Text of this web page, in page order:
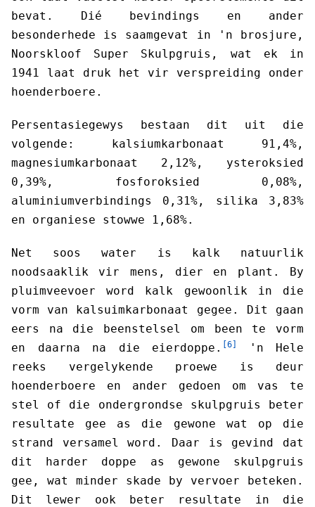
bevat. Dié bevindings en ander
besonderhede is saamgevat in 'n brosjure,
Noorskloof Super Skulpgruis, wat ek in
1941 laat druk het vir verspreiding onder
hoenderboere.
Persentasiegewys bestaan dit uit die
volgende: kalsiumkarbonaat 91,4%,
magnesiumkarbonaat 2,12%, ysteroksied
0,39%, fosforoksied 0,08%,
aluminiumverbindings 0,31%, silika 3,83%
en organiese stowwe 1,68%.
Net soos water is kalk natuurlik
noodsaaklik vir mens, dier en plant. By
pluimveevoer word kalk gewoonlik in die
vorm van kalsuimkarbonaat gegee. Dit gaan
eers na die beenstelsel om been te vorm
en daarna na die eierdoppe.
[6]
'n Hele
reeks vergelykende proewe is deur
hoenderboere en ander gedoen om vas te
stel of die ondergrondse skulpgruis beter
resultate gee as die gewone wat op die
strand versamel word. Daar is gevind dat
dit harder doppe as gewone skulpgruis
gee, wat minder skade by vervoer beteken.
Dit lewer ook beter resultate in die